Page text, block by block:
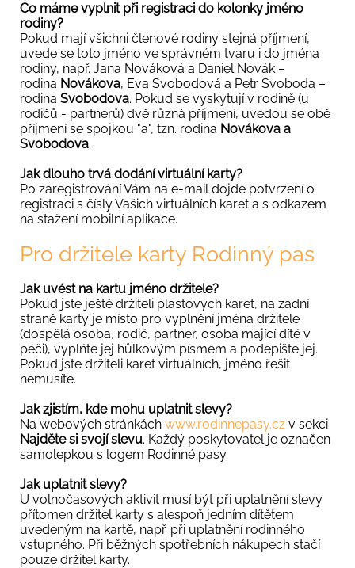
Co máme vyplnit při registraci do kolonky jméno
rodiny?
Pokud mají všichni členové rodiny stejná příjmení,
uvede se toto jméno ve správném tvaru i do jména
rodiny, např. Jana Nováková a Daniel Novák –
rodina Novákova, Eva Svobodová a Petr Svoboda –
rodina Svobodova. Pokud se vyskytují v rodině (u
rodičů - partnerů) dvě různá příjmení, uvedou se obě
příjmení se spojkou "a", tzn. rodina Novákova a
Svobodova.
Jak dlouho trvá dodání virtuální karty?
Po zaregistrování Vám na e-mail dojde potvrzení o
registraci s čísly Vašich virtuálních karet a s odkazem
na stažení mobilní aplikace.
Pro držitele karty Rodinný pas
Jak uvést na kartu jméno držitele?
Pokud jste ještě držiteli plastových karet, na zadní
straně karty je místo pro vyplnění jména držitele
(dospělá osoba, rodič, partner, osoba mající dítě v
péči), vyplňte jej hůlkovým písmem a podepište jej.
Pokud jste držiteli karet virtuálních, jméno řešit
nemusíte.
Jak zjistím, kde mohu uplatnit slevy?
Na webových stránkách www.rodinnepasy.cz v sekci
Najděte si svojí slevu. Každý poskytovatel je označen
samolepkou s logem Rodinné pasy.
Jak uplatnit slevy?
U volnočasových aktivit musí být při uplatnění slevy
přítomen držitel karty s alespoň jedním dítětem
uvedeným na kartě, např. při uplatnění rodinného
vstupného. Při běžných spotřebních nákupech stačí
pouze držitel karty.